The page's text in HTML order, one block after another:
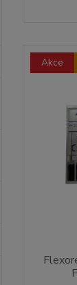
Akce